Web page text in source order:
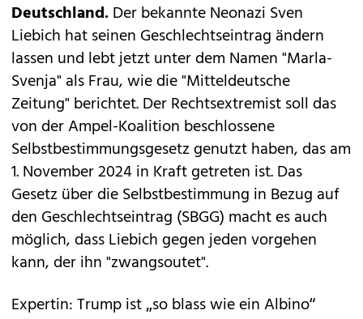
Deutschland.Der bekannte Neonazi Sven
Liebich hat seinen Geschlechtseintrag ändern
lassen und lebt jetzt unter dem Namen "Marla-
Svenja" als Frau, wie die "Mitteldeutsche
Zeitung" berichtet. Der Rechtsextremist soll das
von der Ampel-Koalition beschlossene
Selbstbestimmungsgesetz genutzt haben, das am
1. November 2024 in Kraft getreten ist. Das
Gesetz über die Selbstbestimmung in Bezug auf
den Geschlechtseintrag (SBGG) macht es auch
möglich, dass Liebich gegen jeden vorgehen
kann, der ihn "zwangsoutet".
Expertin: Trump ist „so blass wie ein Albino“